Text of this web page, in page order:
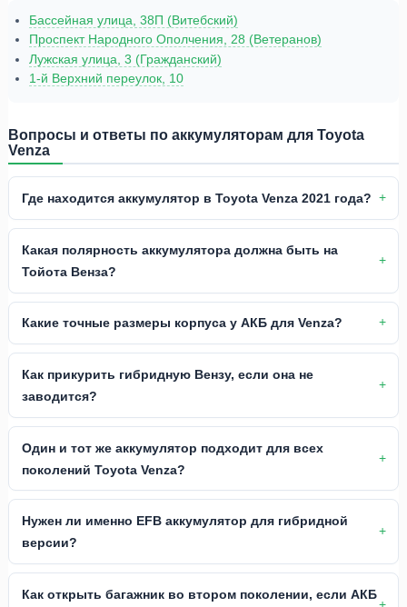
Бассейная улица, 38П (Витебский)
Проспект Народного Ополчения, 28 (Ветеранов)
Лужская улица, 3 (Гражданский)
1-й Верхний переулок, 10
Вопросы и ответы по аккумуляторам для Toyota
Venza
Где находится аккумулятор в Toyota Venza 2021 года?
Какая полярность аккумулятора должна быть на
Тойота Венза?
Какие точные размеры корпуса у АКБ для Venza?
Как прикурить гибридную Вензу, если она не
заводится?
Один и тот же аккумулятор подходит для всех
поколений Toyota Venza?
Нужен ли именно EFB аккумулятор для гибридной
версии?
Как открыть багажник во втором поколении, если АКБ